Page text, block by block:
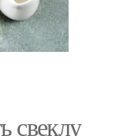
свеклу